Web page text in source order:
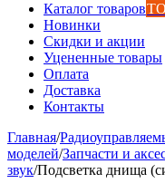
Каталог товаров
Новинки
Скидки и акции
Уцененные товары
Оплата
Доставка
Контакты
Главная/
моделей/Запчасти и
звук/Подсветка днища